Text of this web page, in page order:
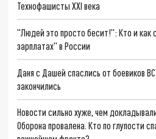
Технофашисты XXI века
"Людей это просто бесит!": Кто и как
зарплатах" в России
Даня с Дашей спаслись от боевиков
закончились
Новости сильно хуже, чем
Оборона провалена. Кто по глупости